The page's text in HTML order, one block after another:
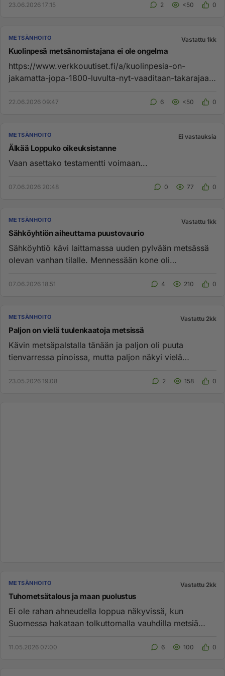
23.06.2026 17:15 2 <50 0
METSÄNHOITO Vastattu 1kk
Kuolinpesä metsänomistajana ei ole ongelma
https://www.verkkouutiset.fi/a/kuolinpesia-on-
jakamatta-jopa-1800-luvulta-nyt-vaaditaan-takarajaa/
22.06.2026 09:47 6 <50 0
METSÄNHOITO Ei vastauksia
Älkää Loppuko oikeuksistanne
Vaan asettako testamentti voimaan...
07.06.2026 20:48 0 77 0
METSÄNHOITO Vastattu 1kk
Sähköyhtiön aiheuttama puustovaurio
Sähköyhtiö kävi laittamassa uuden pylvään metsässä
olevan vanhan tilalle. Mennessään kone oli
07.06.2026 18:51 4 210 0
METSÄNHOITO Vastattu 2kk
Paljon on vielä tuulenkaatoja metsissä
Kävin metsäpalstalla tänään ja paljon oli puuta
tienvarressa pinoissa, mutta paljon näkyi vielä
23.05.2026 19:08 2 158 0
METSÄNHOITO Vastattu 2kk
Tuhometsätalous ja maan puolustus
Ei ole rahan ahneudella loppua näkyvissä, kun
Suomessa hakataan tolkuttomalla vauhdilla metsiä
11.05.2026 07:00 6 100 0